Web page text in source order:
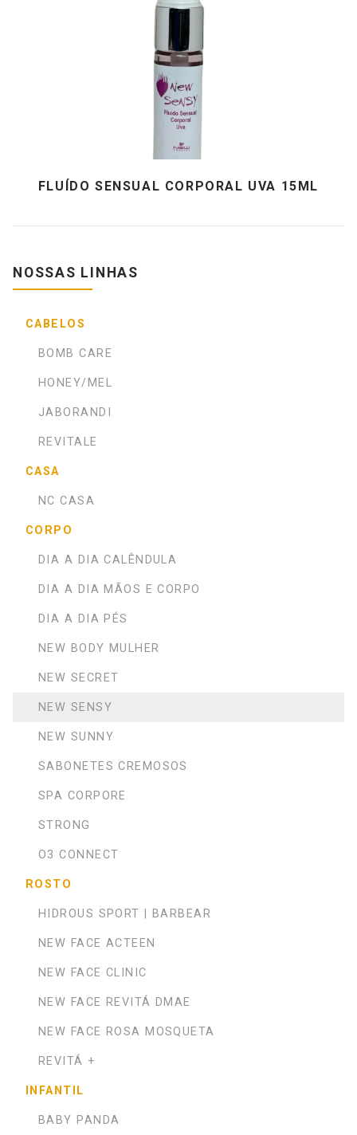
FLUÍDO SENSUAL CORPORAL UVA 15ML
NOSSAS LINHAS
CABELOS
BOMB CARE
HONEY/MEL
JABORANDI
REVITALE
CASA
NC CASA
CORPO
DIA A DIA CALÊNDULA
DIA A DIA MÃOS E CORPO
DIA A DIA PÉS
NEW BODY MULHER
NEW SECRET
NEW SENSY
NEW SUNNY
SABONETES CREMOSOS
SPA CORPORE
STRONG
O3 CONNECT
ROSTO
HIDROUS SPORT | BARBEAR
NEW FACE ACTEEN
NEW FACE CLINIC
NEW FACE REVITÁ DMAE
NEW FACE ROSA MOSQUETA
REVITÁ +
INFANTIL
BABY PANDA